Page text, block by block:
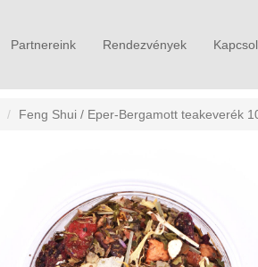
Partnereink Rendezvények
Feng Shui / Eper-Bergamott teakeverék